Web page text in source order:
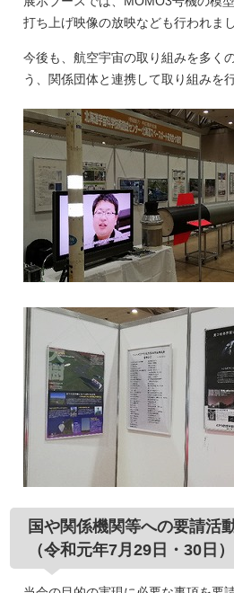
打ち上げ映像の放映なども行われまし
今後も、航空宇宙の取り組みを多く
う、関係団体と連携して取り組みを
国や関係機関等への要請活
（令和元年7月29日・30日）